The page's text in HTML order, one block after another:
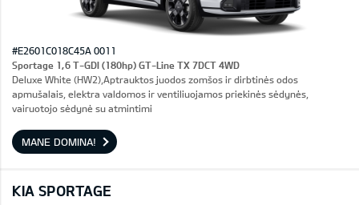
#E2601C018C45A 0011
Sportage 1,6 T-GDI (180hp) GT-Line TX 7DCT 4WD
Deluxe White (HW2),Aptrauktos juodos zomšos ir dirbtinės odos
apmušalais, elektra valdomos ir ventiliuojamos priekinės sėdynės,
vairuotojo sėdynė su atmintimi
MANE DOMINA!
KIA SPORTAGE